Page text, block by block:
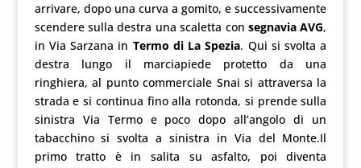
arrivare, dopo una curva a gomito, e successivamente
scendere sulla destra una scaletta consegnavia AVG,
in Via Sarzana in Termo di La Spezia. Qui si svolta a
destra lungo il marciapiede protetto da una
ringhiera, al punto commerciale Snai si attraversa la
strada e si continua fino alla rotonda, si prende sulla
sinistra Via Termo e poco dopo all’angolo di un
tabacchino si svolta a sinistra in Via del Monte.Il
primo tratto è in salita su asfalto, poi diventa